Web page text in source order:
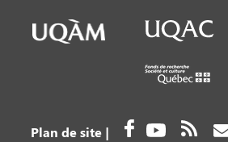
Plan de site|